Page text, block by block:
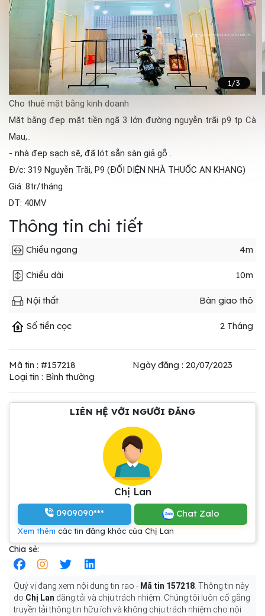
1/3
Cho thuê mặt bằng kinh doanh
Mặt bằng đẹp mặt tiền ngã 3 lớn đường nguyễn trãi p9 tp Cà
Mau,..
- nhà đẹp sạch sẽ, đã lót sẵn sàn giả gỗ .
Đ/c: 319 Nguyễn Trãi, P9 (ĐỐI DIỆN NHÀ THUỐC AN KHANG)
Giá: 8tr/tháng
DT: 40MV
Thông tin chi tiết
Chiều ngang 4m
Chiều dài 10m
Nội thất Bàn giao thô
Số tiền cọc 2 Tháng
Mã tin : #157218
Ngày đăng : 20/07/2023
Loại tin : Bình thường
LIÊN HỆ VỚI NGƯỜI ĐĂNG
Chị Lan
0909090*** Chat Zalo
Xem thêm các tin đăng khác của Chị Lan
Chia sẻ:
Quý vị đang xem nội dung tin rao - Mã tin 157218. Thông tin này
do Chị Lan đăng tải và chịu trách nhiệm. Chúng tôi luôn cố gắng
truyền tải thông tin hữu ích và không chịu trách nhiệm cho nội